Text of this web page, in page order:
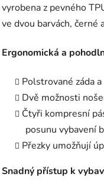
vyrobena z pevného
ve dvou barvách, černé
Ergonomická a
Polstrované záda
Dvě možnosti
Čtyři kompresní
posunu vybavení
Přezky umožňují
Snadný přístup k